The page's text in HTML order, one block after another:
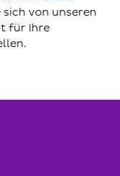
sich von unseren
für Ihre